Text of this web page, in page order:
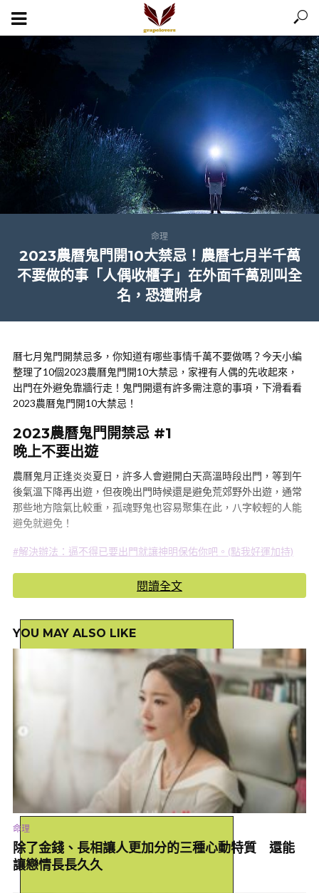
命理
2023農曆鬼門開10大禁忌！農曆七月半千萬
不要做的事「人偶收櫃子」在外面千萬別叫全
名，恐遭附身
曆七月鬼門開禁忌多，你知道有哪些事情千萬不要做嗎？今天小編
整理了10個2023農曆鬼門開10大禁忌，家裡有人偶的先收起來，
出門在外避免靠牆行走！鬼門開還有許多需注意的事項，下滑看看
2023農曆鬼門開10大禁忌！
2023農曆鬼門開禁忌 #1
晚上不要出遊
農曆鬼月正逢炎炎夏日，許多人會避開白天高溫時段出門，等到午
後氣溫下降再出遊，但夜晚出門時候還是避免荒郊野外出遊，通常
那些地方陰氣比較重，孤魂野鬼也容易聚集在此，八字較輕的人能
避免就避免！
#解決辦法：逼不得已要出門就讓神明保佑你吧。(點我好運加持)
2023農曆鬼門開禁忌 #2
半夜不要晾衣服
鬼月不要在晚上晾衣服的原因是來自，掛衣服的形狀類似一個人掛
著的樣子，因此容易招好兄弟附上，招來邪氣與霉運。
#解決辦法：使用艾草洗衣精徹底讓衣物淨化去霉運。(解法點我領)
閱讀全文
YOU MAY ALSO LIKE
命理
除了金錢、長相讓人更加分的三種心動特質 還能
讓戀情長長久久